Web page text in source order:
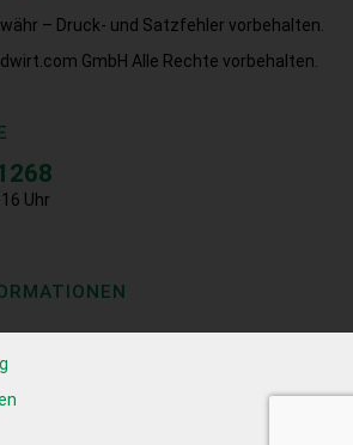
– Druck- und Satzfehler vorbehalten.
GmbH Alle Rechte vorbehalten.
Uhr